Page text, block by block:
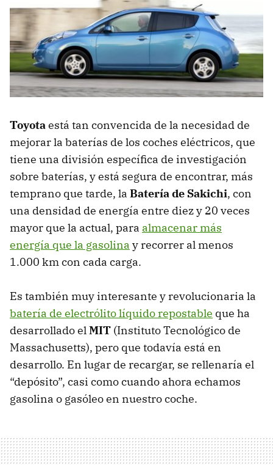
Toyotaestá tan convencida de la necesidad de
mejorar la baterías de los coches eléctricos, que
tiene una división específica de investigación
sobre baterías, y está segura de encontrar, más
temprano que tarde, la Batería de Sakichi, con
una densidad de energía entre diez y 20 veces
mayor que la actual, para almacenar más
energía que la gasolina y recorrer al menos
1.000 km con cada carga.
Es también muy interesante y revolucionaria la
batería de electrólito líquido repostable que ha
desarrollado elMIT (Instituto Tecnológico de
Massachusetts), pero que todavía está en
desarrollo. En lugar de recargar, se rellenaría el
“depósito”, casi como cuando ahora echamos
gasolina o gasóleo en nuestro coche.